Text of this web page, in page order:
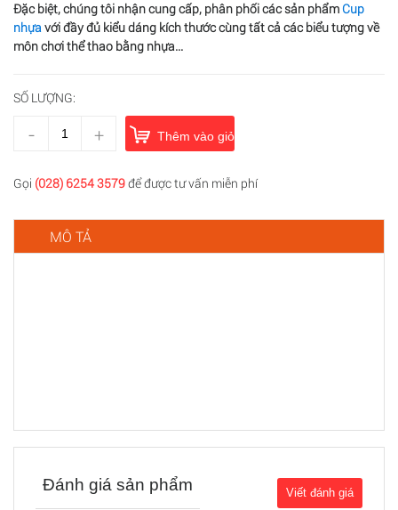
Đặc biệt, chúng tôi nhận cung cấp, phân phối các sản phẩmCup
nhựavới đầy đủ kiểu dáng kích thước cùng tất cả các biểu tượng về
môn chơi thể thao bằng nhựa...
SỐ LƯỢNG:
- + Thêm vào giỏ hàng
Gọi (028) 6254 3579để được tư vấn miễn phí
MÔ TẢ
Đánh giá sản phẩm